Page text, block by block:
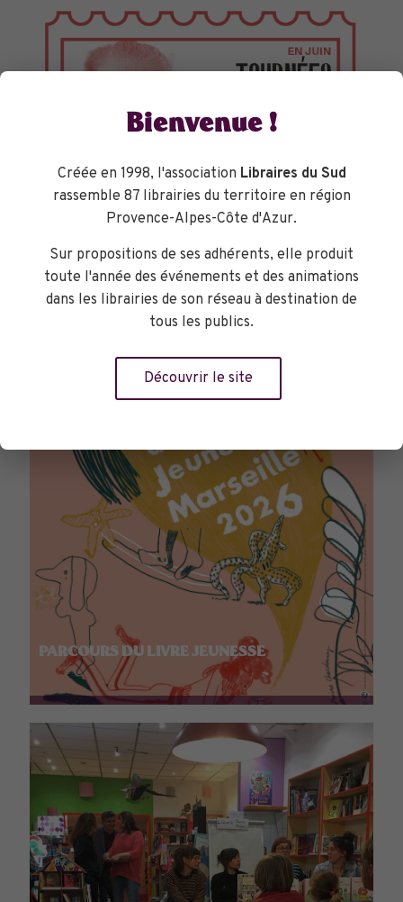
TOURNÉES GÉNÉRALES
PARCOURS DU LIVRE JEUNESSE
Bienvenue !
Créée en 1998, l'association Libraires du Sud
rassemble 87 librairies du territoire en région
Provence-Alpes-Côte d'Azur.
Sur propositions de ses adhérents, elle produit
toute l'année des événements et des animations
dans les librairies de son réseau à destination de
tous les publics.
Découvrir le site